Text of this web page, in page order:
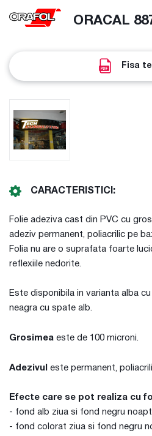
ORACAL
Fisa
CARACTERISTICI:
Folie adeziva cast din PVC cu
adeziv permanent, poliacrilic pe
Folia nu are o suprafata foarte
reflexiile nedorite.
Este disponibila in varianta alba
neagra cu spate alb.
Grosimea este de 100 microni.
Adezivul este permanent,
Efecte care se pot realiza cu
- fond alb ziua si fond negru
- fond colorat ziua si fond negru